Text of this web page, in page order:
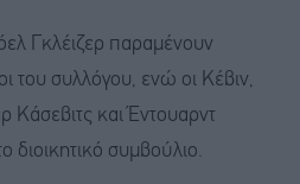
Γκλέιζερ παραμένουν
του συλλόγου, ενώ οι Κέβιν,
Κάσεβιτς και Έντουαρντ
διοικητικό συμβούλιο.